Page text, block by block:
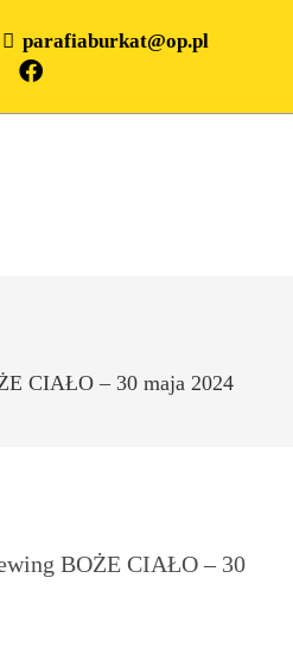
parafiaburkat@op.pl
CIAŁO – 30 maja 2024